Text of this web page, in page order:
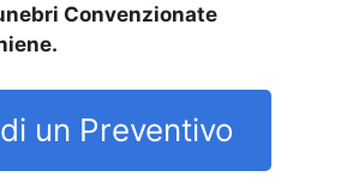
Convenzionate
un Preventivo